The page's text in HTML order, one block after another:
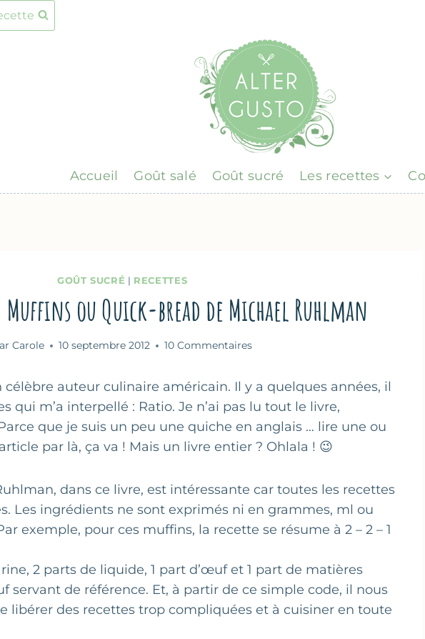
Accueil Goût salé Goût sucré Les recettes
GOÛT SUCRÉ | RECETTES
ou Quick-bread de Michael Ruhlman
Carole 10 septembre 2012 10 Commentaires
auteur culinaire américain. Il y a quelques années, il
qui m’a interpellé : Ratio. Je n’ai pas lu tout le livre,
que je suis un peu une quiche en anglais … lire une ou
par là, ça va ! Mais un livre entier ? Ohlala ! 😉
dans ce livre, est intéressante car toutes les recettes
Les ingrédients ne sont exprimés ni en grammes, ml ou
exemple, pour ces muffins, la recette se résume à 2 – 2 – 1
2 parts de liquide, 1 part d’œuf et 1 part de matières
servant de référence. Et, à partir de ce simple code, il nous
libérer des recettes trop compliquées et à cuisiner en toute